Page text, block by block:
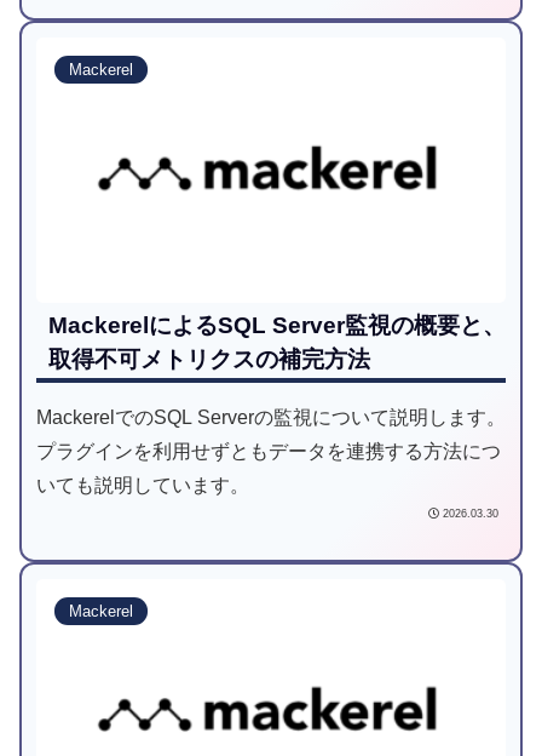
Mackerel
MackerelによるSQL Server監視の概要と、
取得不可メトリクスの補完方法
MackerelでのSQL Serverの監視について説明します。
プラグインを利用せずともデータを連携する方法につ
いても説明しています。
2026.03.30
Mackerel